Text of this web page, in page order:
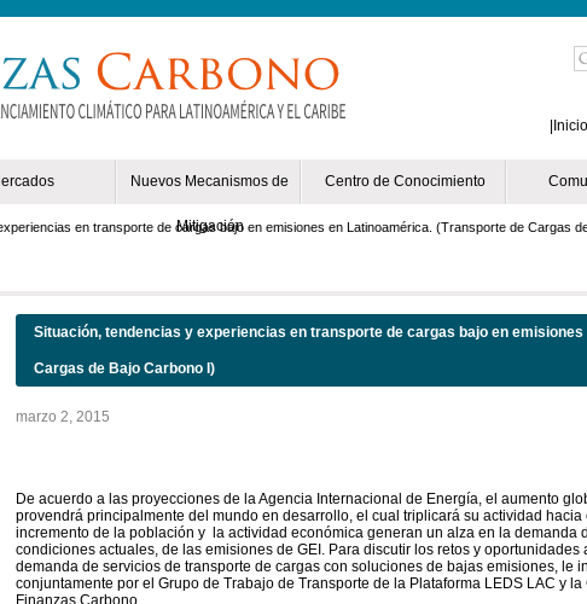
Inicio
Nuevos Mecanismos de
Mitigación
Centro de Conocimiento
en transporte de cargas bajo en emisiones en Latinoamérica. (Transporte de Cargas
Situación, tendencias y experiencias en transporte de cargas bajo en
Cargas de Bajo Carbono I)
marzo 2, 2015
De acuerdo a las proyecciones de la Agencia Internacional de Energía, el aumento
provendrá principalmente del mundo en desarrollo, el cual triplicará su actividad hacia
incremento de la población y la actividad económica generan un alza en la demanda
condiciones actuales, de las emisiones de GEI. Para discutir los retos y
demanda de servicios de transporte de cargas con soluciones de bajas emisiones, le
conjuntamente por el Grupo de Trabajo de Transporte de la Plataforma LEDS LAC y
Finanzas Carbono.